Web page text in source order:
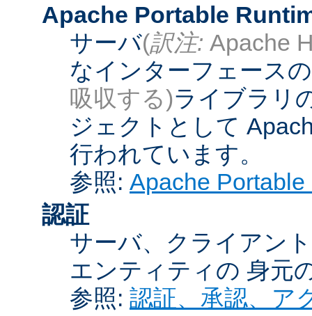
Apache Portable
サーバ(訳注: Apache
なインターフェース
吸収する)ライブラリ
ジェクトとして
行われています。
参照: Apache
認証
サーバ、クライアン
エンティティの 身元
参照: 認証、承認、ア